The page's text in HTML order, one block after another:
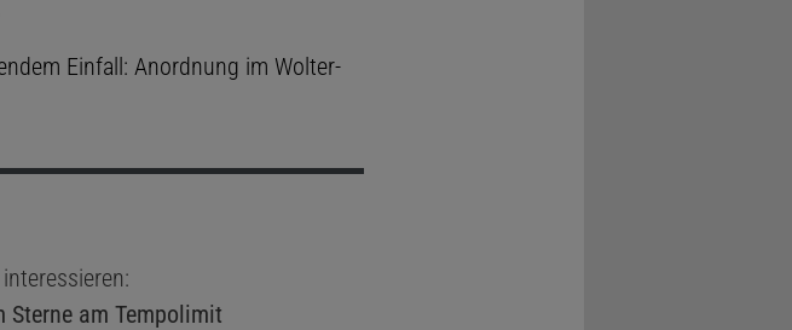
Einfall: Anordnung im Wolter-
Sterne am Tempolimit